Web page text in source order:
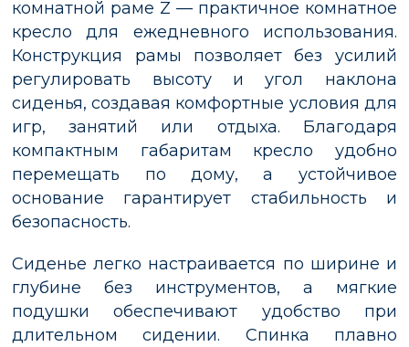
комнатной раме Z — практичное комнатное
кресло для ежедневного использования.
Конструкция рамы позволяет без усилий
регулировать высоту и угол наклона
сиденья, создавая комфортные условия для
игр, занятий или отдыха. Благодаря
компактным габаритам кресло удобно
перемещать по дому, а устойчивое
основание гарантирует стабильность и
безопасность.
Сиденье легко настраивается по ширине и
глубине без инструментов, а мягкие
подушки обеспечивают удобство при
длительном сидении. Спинка плавно